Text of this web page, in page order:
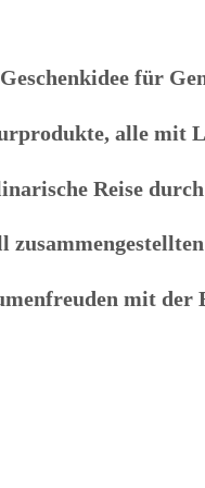
für
alle mit
Reise
mit der